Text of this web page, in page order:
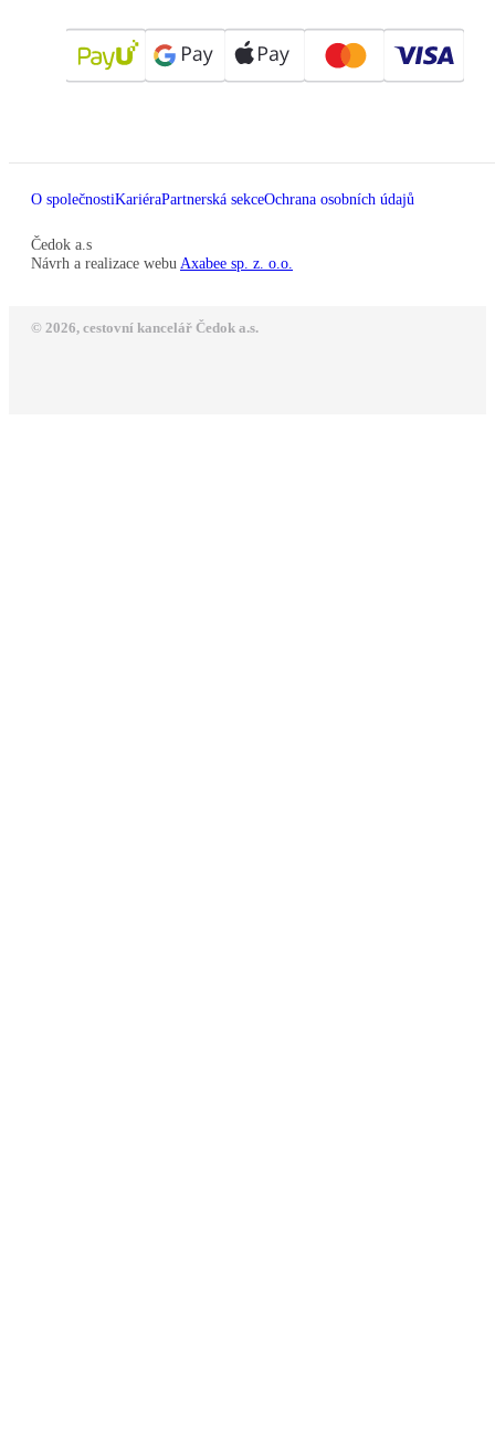
O společnostiKariéraPartnerská sekceOchrana osobních údajů
Čedok a.s
Návrh a realizace webu Axabee sp. z. o.o.
© 2026, cestovní kancelář Čedok a.s.